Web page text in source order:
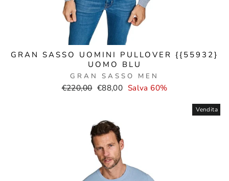
GRAN SASSO UOMINI PULLOVER {{55932}
UOMO BLU
GRAN SASSO MEN
Prezzo
€220,00 Prezzo
€88,00 Salva 60%
Vendita